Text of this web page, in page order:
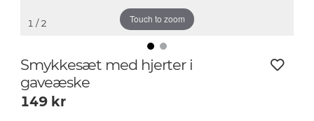
Touch to zoom
1 / 2
Smykkesæt med hjerter i
gaveæske
149 kr